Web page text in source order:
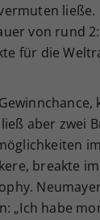
von rund
für die
aber zwei
breakte
„Ich habe